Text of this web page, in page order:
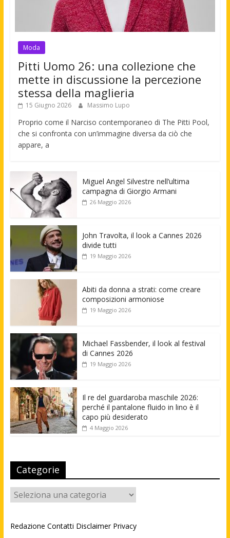
Moda
Pitti Uomo 26: una collezione che
mette in discussione la percezione
stessa della maglieria
15 Giugno 2026 Massimo Lupo
Proprio come il Narciso contemporaneo di The Pitti Pool,
che si confronta con un’immagine diversa da ciò che
appare, a
Miguel Angel Silvestre nell’ultima
campagna di Giorgio Armani
26 Maggio 2026
John Travolta, il look a Cannes 2026
divide tutti
19 Maggio 2026
Abiti da donna a strati: come creare
composizioni armoniose
19 Maggio 2026
Michael Fassbender, il look al festival
di Cannes 2026
19 Maggio 2026
Il re del guardaroba maschile 2026:
perché il pantalone fluido in lino è il
capo più desiderato
4 Maggio 2026
Categorie
Categorie
Redazione Contatti Disclaimer Privacy